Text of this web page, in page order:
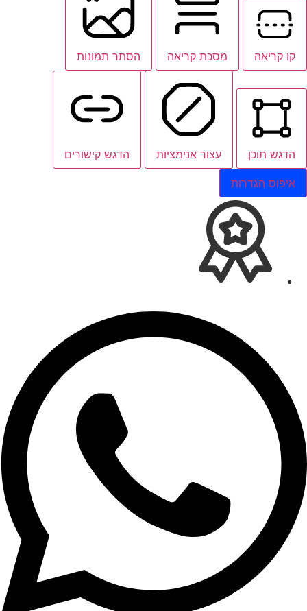
קו קריאה מסכת קריאה הסתר תמונות
הדגש תוכן עצור אנימציות הדגש קישורים
איפוס הגדרות